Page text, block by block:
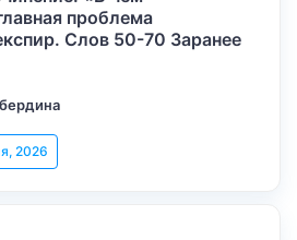
проблема
Слов 50-70 Заранее
2026